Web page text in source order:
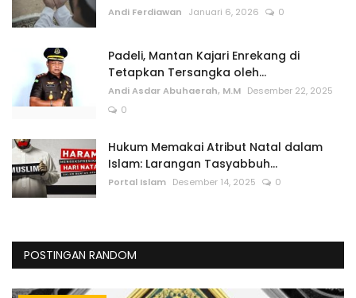
Andi Ferdiawan Januari 6, 2026 0
Padeli, Mantan Kajari Enrekang di
Tetapkan Tersangka oleh...
Andi Asdar Abuhaerah, M.M Desember 22, 2025
0
Hukum Memakai Atribut Natal dalam
Islam: Larangan Tasyabbuh...
Portal Islam Desember 14, 2025 0
POSTINGAN RANDOM